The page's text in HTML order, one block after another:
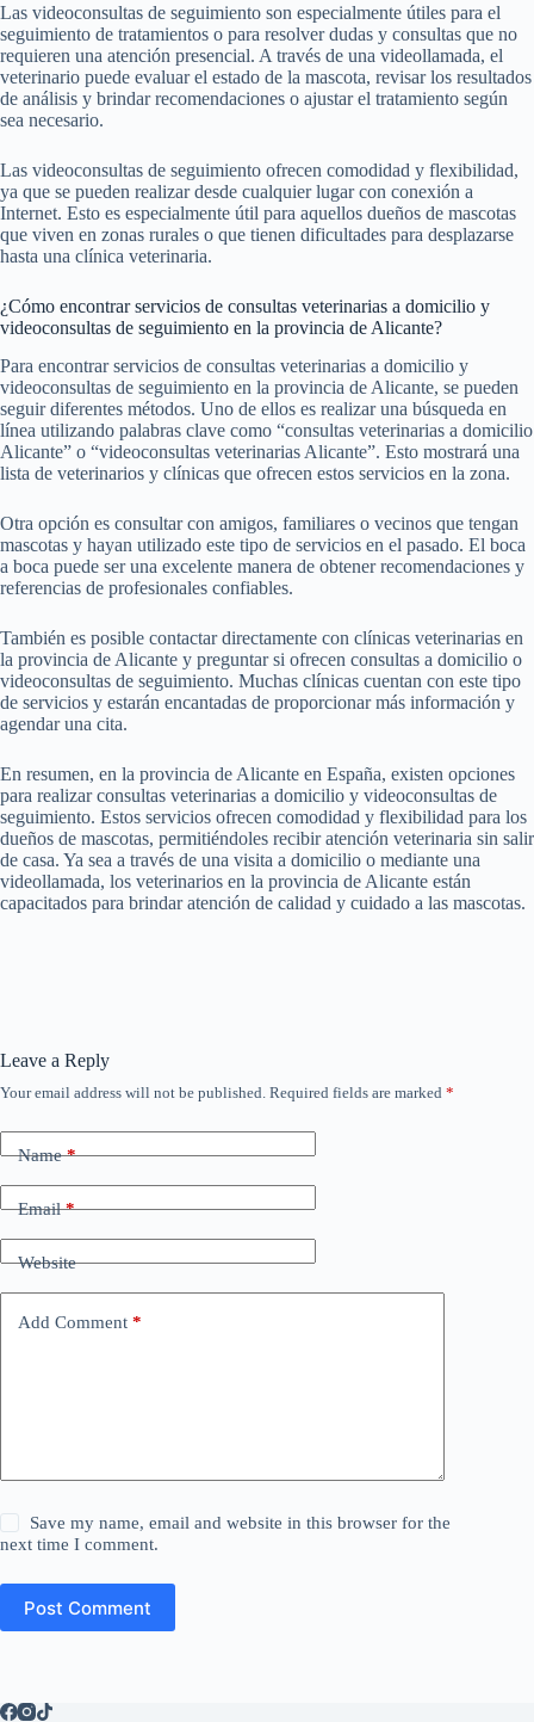
Las videoconsultas de seguimiento son especialmente útiles para el
seguimiento de tratamientos o para resolver dudas y consultas que no
requieren una atención presencial. A través de una videollamada, el
veterinario puede evaluar el estado de la mascota, revisar los resultados
de análisis y brindar recomendaciones o ajustar el tratamiento según
sea necesario.
Las videoconsultas de seguimiento ofrecen comodidad y flexibilidad,
ya que se pueden realizar desde cualquier lugar con conexión a
Internet. Esto es especialmente útil para aquellos dueños de mascotas
que viven en zonas rurales o que tienen dificultades para desplazarse
hasta una clínica veterinaria.
¿Cómo encontrar servicios de consultas veterinarias a domicilio y
videoconsultas de seguimiento en la provincia de Alicante?
Para encontrar servicios de consultas veterinarias a domicilio y
videoconsultas de seguimiento en la provincia de Alicante, se pueden
seguir diferentes métodos. Uno de ellos es realizar una búsqueda en
línea utilizando palabras clave como “consultas veterinarias a domicilio
Alicante” o “videoconsultas veterinarias Alicante”. Esto mostrará una
lista de veterinarios y clínicas que ofrecen estos servicios en la zona.
Otra opción es consultar con amigos, familiares o vecinos que tengan
mascotas y hayan utilizado este tipo de servicios en el pasado. El boca
a boca puede ser una excelente manera de obtener recomendaciones y
referencias de profesionales confiables.
También es posible contactar directamente con clínicas veterinarias en
la provincia de Alicante y preguntar si ofrecen consultas a domicilio o
videoconsultas de seguimiento. Muchas clínicas cuentan con este tipo
de servicios y estarán encantadas de proporcionar más información y
agendar una cita.
En resumen, en la provincia de Alicante en España, existen opciones
para realizar consultas veterinarias a domicilio y videoconsultas de
seguimiento. Estos servicios ofrecen comodidad y flexibilidad para los
dueños de mascotas, permitiéndoles recibir atención veterinaria sin salir
de casa. Ya sea a través de una visita a domicilio o mediante una
videollamada, los veterinarios en la provincia de Alicante están
capacitados para brindar atención de calidad y cuidado a las mascotas.
Leave a Reply
Your email address will not be published. Required fields are marked *
Name*
Email*
Website
Add Comment *
Save my name, email and website in this browser for the
next time I comment.
Post Comment